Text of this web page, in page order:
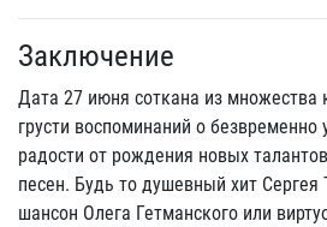
Заключение
Дата 27 июня соткана из множества
грусти воспоминаний о
радости от рождения новых
песен. Будь то душевный хит Сергея
шансон Олега Гетманского или